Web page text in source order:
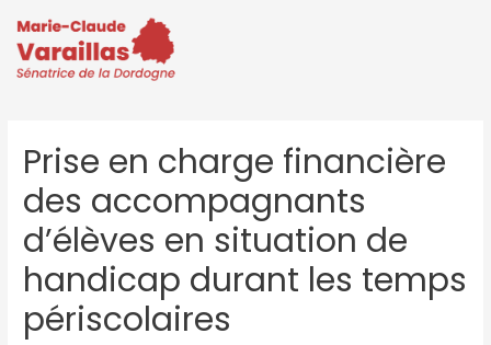
Prise en charge financière
des accompagnants
d’élèves en situation de
handicap durant les temps
périscolaires